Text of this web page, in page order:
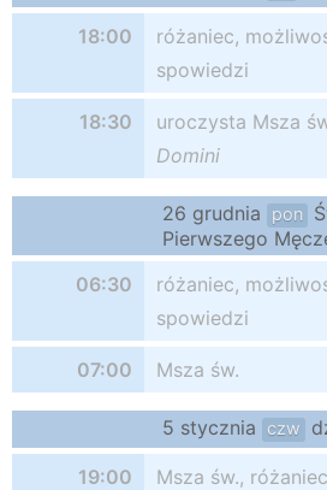
18:00
różaniec,
spowiedzi
18:30 uroczysta Msza
Domini
26 grudnia pon
Pierwszego
06:30
różaniec,
spowiedzi
07:00 Msza św.
5 stycznia czw
19:00
Msza św.,